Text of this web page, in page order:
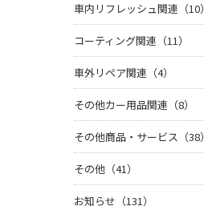
車内リフレッシュ関連（10）
コーティング関連（11）
車外リペア関連（4）
その他カー用品関連（8）
その他商品・サービス（38）
その他（41）
お知らせ（131）